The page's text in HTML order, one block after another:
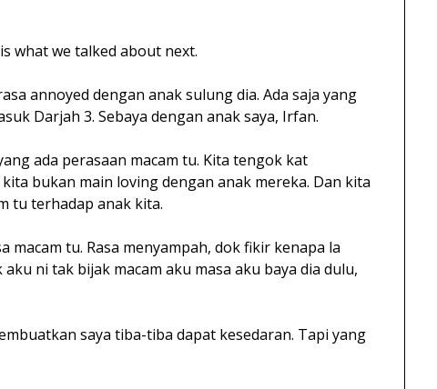
what we talked about next.
annoyed dengan anak sulung dia. Ada saja yang
Darjah 3. Sebaya dengan anak saya, Irfan.
ada perasaan macam tu. Kita tengok kat
bukan main loving dengan anak mereka. Dan kita
tu terhadap anak kita.
macam tu. Rasa menyampah, dok fikir kenapa la
ni tak bijak macam aku masa aku baya dia dulu,
saya tiba-tiba dapat kesedaran. Tapi yang